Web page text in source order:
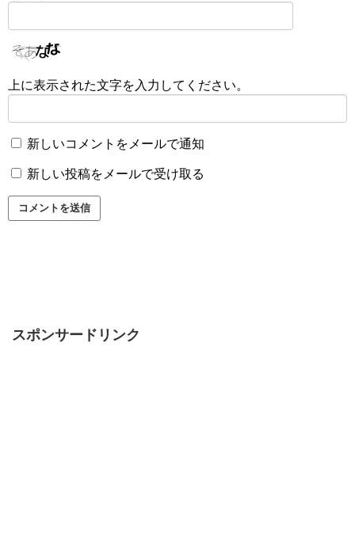
上に表示された文字を入力してください。
新しいコメントをメールで通知
新しい投稿をメールで受け取る
スポンサードリンク